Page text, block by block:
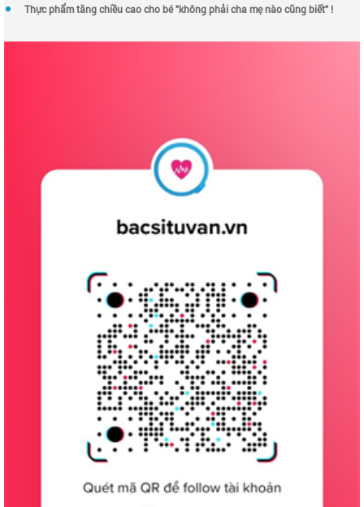
Thực phẩm tăng chiều cao cho bé "không phải cha mẹ nào cũng biết" !